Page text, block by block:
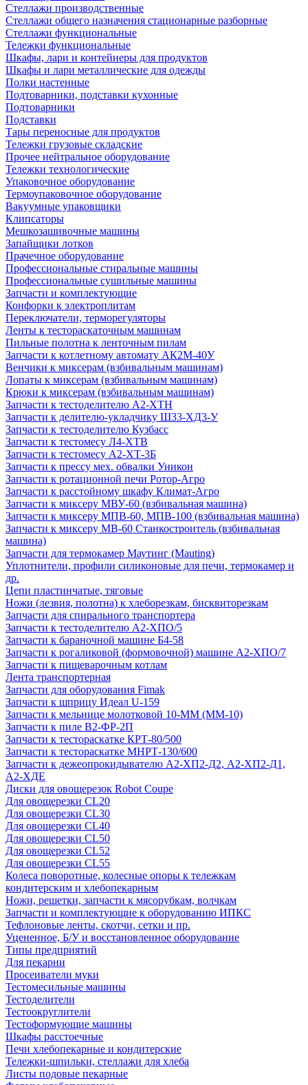
Стеллажи производственные
Стеллажи общего назначения стационарные разборные
Стеллажи функциональные
Тележки функциональные
Шкафы, лари и контейнеры для продуктов
Шкафы и лари металлические для одежды
Полки настенные
Подтоварники, подставки кухонные
Подтоварники
Подставки
Тары переносные для продуктов
Тележки грузовые складские
Прочее нейтральное оборудование
Тележки технологические
Упаковочное оборудование
Термоупаковочное оборудование
Вакуумные упаковщики
Клипсаторы
Мешкозашивочные машины
Запайщики лотков
Прачечное оборудование
Профессиональные стиральные машины
Профессиональные сушильные машины
Запчасти и комплектующие
Конфорки к электроплитам
Переключатели, терморегуляторы
Ленты к тестораскаточным машинам
Пильные полотна к ленточным пилам
Запчасти к котлетному автомату АК2М-40У
Венчики к миксерам (взбивальным машинам)
Лопаты к миксерам (взбивальным машинам)
Крюки к миксерам (взбивальным машинам)
Запчасти к тестоделителю А2-ХТН
Запчасти к делителю-укладчику Ш33-ХД3-У
Запчасти к тестоделителю Кузбасс
Запчасти к тестомесу Л4-ХТВ
Запчасти к тестомесу А2-ХТ-3Б
Запчасти к прессу мех. обвалки Уникон
Запчасти к ротационной печи Ротор-Агро
Запчасти к расстойному шкафу Климат-Агро
Запчасти к миксеру МВУ-60 (взбивальная машина)
Запчасти к миксеру МПВ-60, МПВ-100 (взбивальная машина)
Запчасти к миксеру МВ-60 Станкостроитель (взбивальная
машина)
Запчасти для термокамер Маутинг (Mauting)
Уплотнители, профили силиконовые для печи, термокамер и
др.
Цепи пластинчатые, тяговые
Ножи (лезвия, полотна) к хлеборезкам, бисквиторезкам
Запчасти для спирального транспортера
Запчасти к тестоделителю А2-ХПО/5
Запчасти к бараночной машине Б4-58
Запчасти к рогаликовой (формовочной) машине А2-ХПО/7
Запчасти к пищеварочным котлам
Лента транспортерная
Запчасти для оборудования Fimak
Запчасти к шприцу Идеал U-159
Запчасти к мельнице молотковой 10-ММ (ММ-10)
Запчасти к пиле В2-ФР-2П
Запчасти к тестораскатке КРТ-80/500
Запчасти к тестораскатке МНРТ-130/600
Запчасти к деже­опрокидывателю А2-ХП2-Д2, А2-ХП2-Д1,
А2-ХДЕ
Диски для овощерезок Robot Coupe
Для овощерезки CL20
Для овощерезки CL30
Для овощерезки CL40
Для овощерезки CL50
Для овощерезки CL52
Для овощерезки CL55
Колеса поворотные, колесные опоры к тележкам
кондитерским и хлебопекарным
Ножи, решетки, запчасти к мясорубкам, волчкам
Запчасти и комплектующие к оборудованию ИПКС
Тефлоновые ленты, скотчи, сетки и пр.
Уцененное, Б/У и восстановленное оборудование
Типы предприятий
Для пекарни
Просеиватели муки
Тестомесильные машины
Тестоделители
Тестоокруглители
Тестоформующие машины
Шкафы расстоечные
Печи хлебопекарные и кондитерские
Тележки-шпильки, стеллажи для хлеба
Листы подовые пекарные